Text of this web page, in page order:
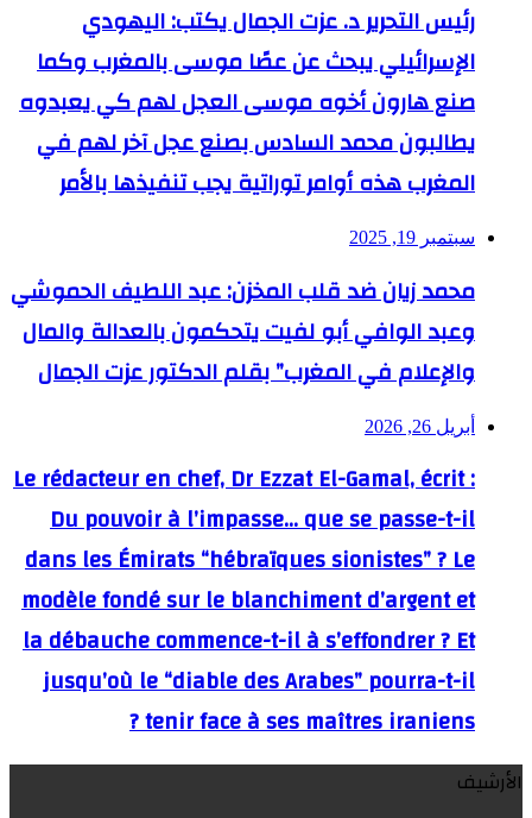
رئيس التحرير د. عزت الجمال يكتب: اليهودي
الإسرائيلي يبحث عن عصًا موسى بالمغرب وكما
صنع هارون أخوه موسى العجل لهم كي يعبدوه
يطالبون محمد السادس بصنع عجل آخر لهم في
المغرب هذه أوامر توراتية يجب تنفيذها بالأمر
سبتمبر 19, 2025
محمد زيان ضد قلب المخزن: عبد اللطيف الحموشي
وعبد الوافي أبو لفيت يتحكمون بالعدالة والمال
والإعلام في المغرب” بقلم الدكتور عزت الجمال
أبريل 26, 2026
Le rédacteur en chef, Dr Ezzat El-Gamal, écrit :
Du pouvoir à l’impasse… que se passe-t-il
dans les Émirats “hébraïques sionistes” ? Le
modèle fondé sur le blanchiment d’argent et
la débauche commence-t-il à s’effondrer ? Et
jusqu’où le “diable des Arabes” pourra-t-il
tenir face à ses maîtres iraniens ?
الأرشيف